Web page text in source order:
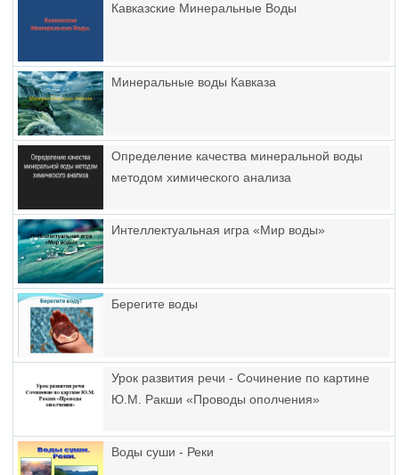
Кавказские Минеральные Воды
Минеральные воды Кавказа
Определение качества минеральной воды
методом химического анализа
Интеллектуальная игра «Мир воды»
Берегите воды
Урок развития речи - Сочинение по картине
Ю.М. Ракши «Проводы ополчения»
Воды суши - Реки